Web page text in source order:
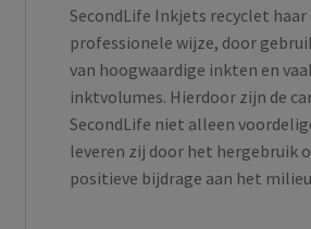
SecondLife Inkjets recyclet
professionele wijze, door
van hoogwaardige inkten en
inktvolumes. Hierdoor zijn de
SecondLife niet alleen
leveren zij door het hergebruik
positieve bijdrage aan het